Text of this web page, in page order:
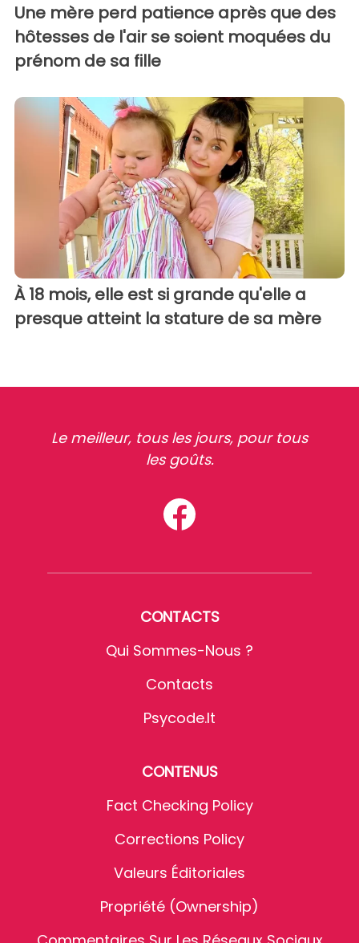
Une mère perd patience après que des
hôtesses de l'air se soient moquées du
prénom de sa fille
À 18 mois, elle est si grande qu'elle a
presque atteint la stature de sa mère
Le meilleur, tous les jours, pour tous
les goûts.
CONTACTS
Qui Sommes-Nous ?
Contacts
Psycode.it
CONTENUS
Fact Checking Policy
Corrections Policy
Valeurs Éditoriales
Propriété (Ownership)